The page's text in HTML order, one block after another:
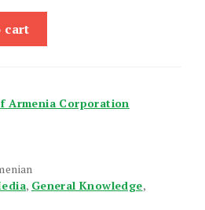
cart
Armenia Corporation
, General Knowledge,